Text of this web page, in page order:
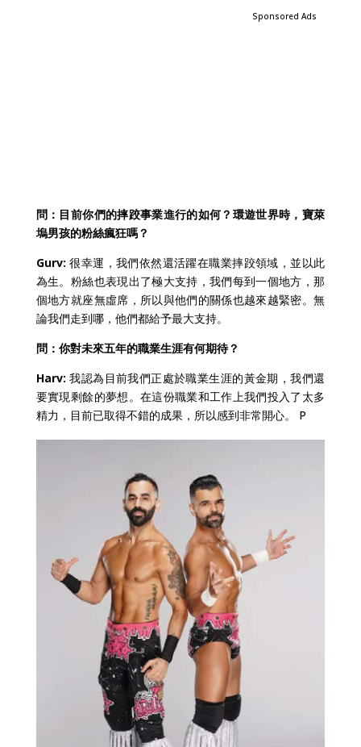
Sponsored Ads
問：目前你們的摔跤事業進行的如何？環遊世界時，寶萊
塢男孩的粉絲瘋狂嗎？
Gurv: 很幸運，我們依然還活躍在職業摔跤領域，並以此
為生。粉絲也表現出了極大支持，我們每到一個地方，那
個地方就座無虛席，所以與他們的關係也越來越緊密。無
論我們走到哪，他們都給予最大支持。
問：你對未來五年的職業生涯有何期待？
Harv: 我認為目前我們正處於職業生涯的黃金期，我們還
要實現剩餘的夢想。在這份職業和工作上我們投入了太多
精力，目前已取得不錯的成果，所以感到非常開心。 P